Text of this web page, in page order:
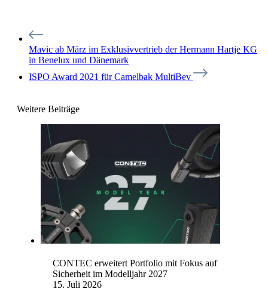
Mavic ab März im Exklusivvertrieb der Hermann Hartje KG
in Benelux und Dänemark
ISPO Award 2021 für Camelbak MultiBev
Weitere Beiträge
CONTEC erweitert Portfolio mit Fokus auf
Sicherheit im Modelljahr 2027
15. Juli 2026